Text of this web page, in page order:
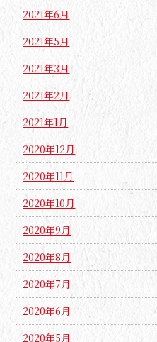
2021年6月
2021年5月
2021年3月
2021年2月
2021年1月
2020年12月
2020年11月
2020年10月
2020年9月
2020年8月
2020年7月
2020年6月
2020年5月